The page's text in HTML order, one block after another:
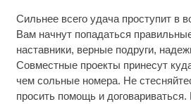
Сильнее всего удача проступит в
Вам начнут попадаться
наставники, верные подруги,
Совместные проекты принесут
чем сольные номера. Не
просить помощь и